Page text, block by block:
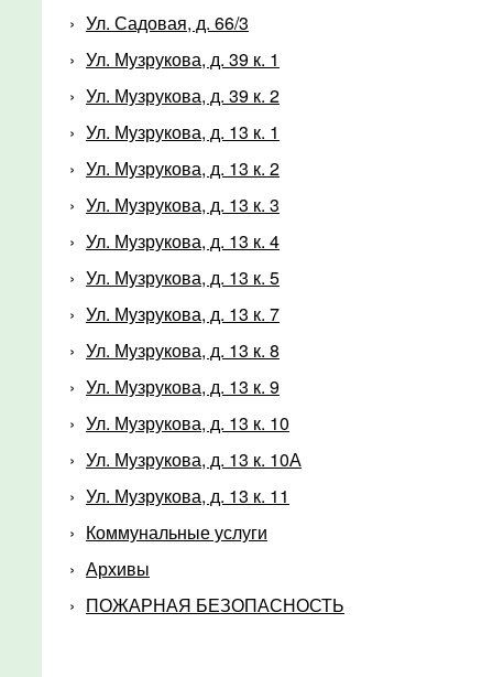
Ул. Садовая, д. 66/3
Ул. Музрукова, д. 39 к. 1
Ул. Музрукова, д. 39 к. 2
Ул. Музрукова, д. 13 к. 1
Ул. Музрукова, д. 13 к. 2
Ул. Музрукова, д. 13 к. 3
Ул. Музрукова, д. 13 к. 4
Ул. Музрукова, д. 13 к. 5
Ул. Музрукова, д. 13 к. 7
Ул. Музрукова, д. 13 к. 8
Ул. Музрукова, д. 13 к. 9
Ул. Музрукова, д. 13 к. 10
Ул. Музрукова, д. 13 к. 10А
Ул. Музрукова, д. 13 к. 11
Коммунальные услуги
Архивы
ПОЖАРНАЯ БЕЗОПАСНОСТЬ